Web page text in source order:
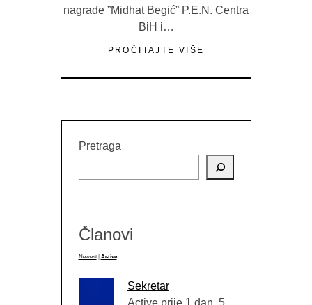
nagrade ”Midhat Begić” P.E.N. Centra
BiH i…
PROČITAJTE VIŠE
Pretraga
Članovi
Newest Active
Sekretar
Active prije 1 dan, 5